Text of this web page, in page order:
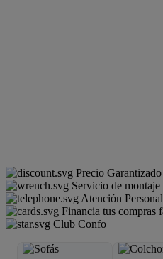
Precio Garantizado
Servicio de
Atención
Financia tus compras
Club Confo